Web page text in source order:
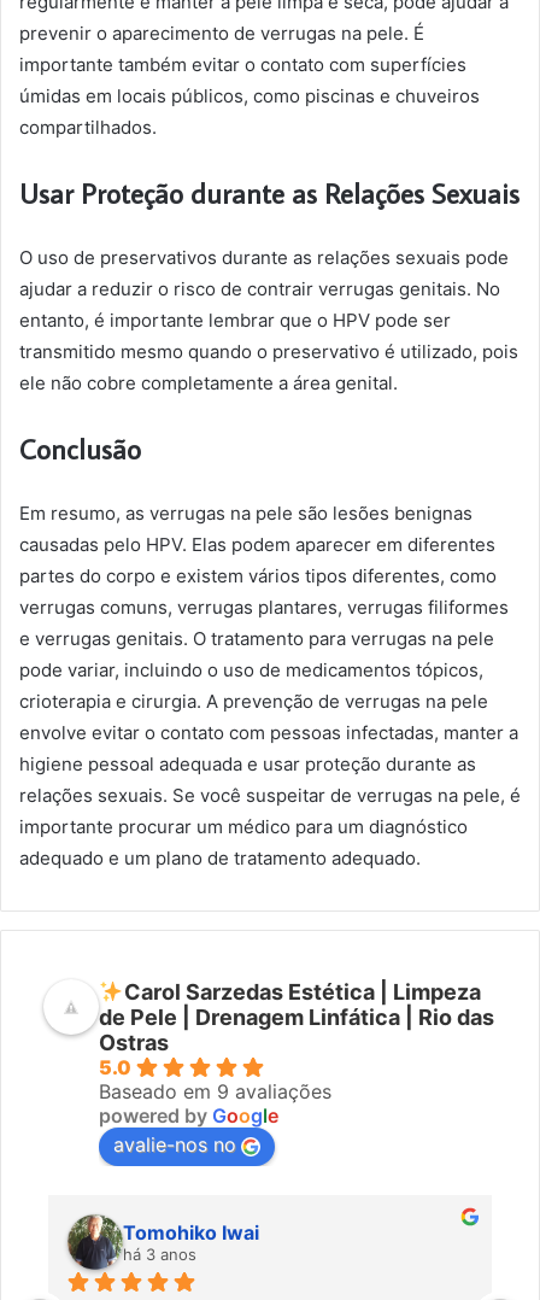
prevenir o aparecimento de verrugas na pele. É
importante também evitar o contato com superfícies
úmidas em locais públicos, como piscinas e chuveiros
compartilhados.
Usar Proteção durante as Relações Sexuais
O uso de preservativos durante as relações sexuais pode
ajudar a reduzir o risco de contrair verrugas genitais. No
entanto, é importante lembrar que o HPV pode ser
transmitido mesmo quando o preservativo é utilizado, pois
ele não cobre completamente a área genital.
Conclusão
Em resumo, as verrugas na pele são lesões benignas
causadas pelo HPV. Elas podem aparecer em diferentes
partes do corpo e existem vários tipos diferentes, como
verrugas comuns, verrugas plantares, verrugas filiformes
e verrugas genitais. O tratamento para verrugas na pele
pode variar, incluindo o uso de medicamentos tópicos,
crioterapia e cirurgia. A prevenção de verrugas na pele
envolve evitar o contato com pessoas infectadas, manter a
higiene pessoal adequada e usar proteção durante as
relações sexuais. Se você suspeitar de verrugas na pele, é
importante procurar um médico para um diagnóstico
adequado e um plano de tratamento adequado.
Carol Sarzedas Estética | Limpeza
de Pele | Drenagem Linfática | Rio das
Ostras
5.0
Baseado em 9 avaliações
powered by Google
avalie-nos no
Tomohiko Iwai
há 3 anos